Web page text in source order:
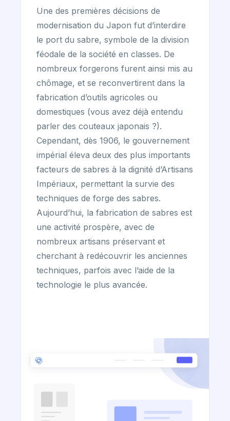
Une des premières décisions de
modernisation du Japon fut d’interdire
le port du sabre, symbole de la division
féodale de la société en classes. De
nombreux forgerons furent ainsi mis au
chômage, et se reconvertirent dans la
fabrication d’outils agricoles ou
domestiques (vous avez déjà entendu
parler des couteaux japonais ?).
Cependant, dès 1906, le gouvernement
impérial éleva deux des plus importants
facteurs de sabres à la dignité d’Artisans
Impériaux, permettant la survie des
techniques de forge des sabres.
Aujourd’hui, la fabrication de sabres est
une activité prospère, avec de
nombreux artisans préservant et
cherchant à redécouvrir les anciennes
techniques, parfois avec l’aide de la
technologie le plus avancée.